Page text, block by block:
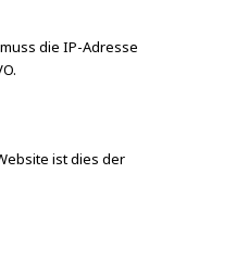
die IP-Adresse
ist dies der